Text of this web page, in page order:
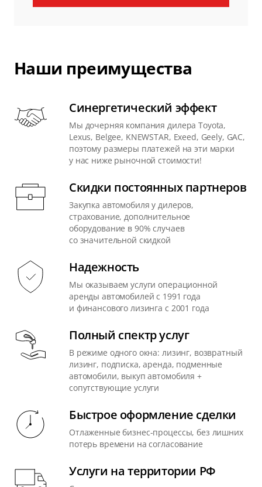
Наши преимущества
Синергетический эффект
Мы дочерняя компания дилера Toyota,
Lexus, Belgee, KNEWSTAR, Exeed, Geely, GAC,
поэтому размеры платежей на эти марки
у нас ниже рыночной стоимости!
Скидки постоянных партнеров
Закупка автомобиля у дилеров,
страхование, дополнительное
оборудование в 90% случаев
со значительной скидкой
Надежность
Мы оказываем услуги операционной
аренды автомобилей с 1991 года
и финансового лизинга с 2001 года
Полный спектр услуг
В режиме одного окна: лизинг, возвратный
лизинг, подписка, аренда, подменные
автомобили, выкуп автомобиля +
сопутствующие услуги
Быстрое оформление сделки
Отлаженные бизнес-процессы, без лишних
потерь времени на согласование
Услуги на территории РФ